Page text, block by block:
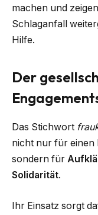
machen und
Schlaganfall
Hilfe.
Der
Das Stichwort
nicht nur für einen
sondern für
Solidarität.
Ihr Einsatz sorgt